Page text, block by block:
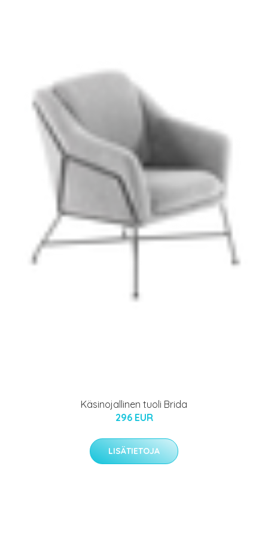
Käsinojallinen tuoli Brida
296 EUR
LISÄTIETOJA